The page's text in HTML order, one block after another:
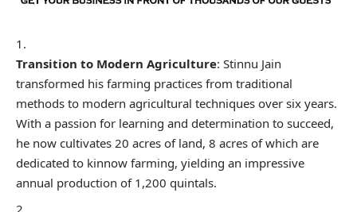
Transition to Modern Agriculture: Stinnu Jain
transformed his farming practices from traditional
methods to modern agricultural techniques over six years.
With a passion for learning and determination to succeed,
he now cultivates 20 acres of land, 8 acres of which are
dedicated to kinnow farming, yielding an impressive
annual production of 1,200 quintals.